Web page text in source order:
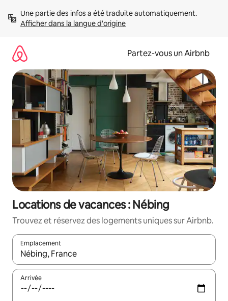
directement
Afficher dans la langue d'origine
Partez-vous un Airbnb
Locations de vacances : Nébing
Trouvez et réservez des logements uniques sur Airbnb.
Emplacement
Quand les résultats sont affichés, parcourez-les en utilisant
Arrivée